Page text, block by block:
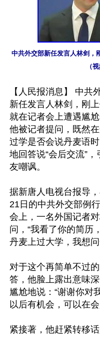
中共外交部新任发言人林剑，
（
【人民报消息】 中共
新任发言人林剑，刚
就在记者会上遭遇尴尬
他被记者提问，既然
过学是否会说丹麦语
地回答说“会后交流”，
友嘲讽。
据新唐人电视台报导，
21日的中共外交部例
会上，一名外国记者
问，“我看了你的简历
丹麦上过大学，我想
对于这个再简单不过
答，他脸上露出意味
尴尬地说：“谢谢你对
以后有机会，可以在
紧接著，他赶紧转移